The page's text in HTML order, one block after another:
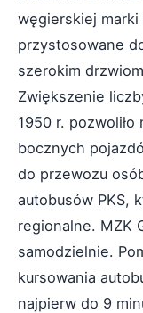
węgierskiej marki
przystosowane
szerokim
Zwiększenie
1950 r.
bocznych
do przewozu
autobusów PKS,
regionalne. MZK
samodzielnie.
kursowania
najpierw do 9